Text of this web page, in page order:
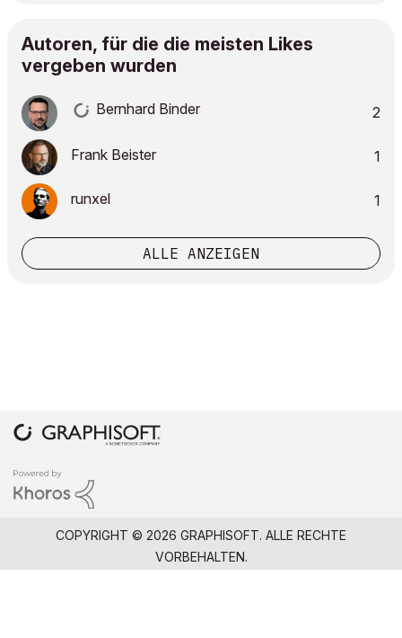
Autoren, für die die meisten Likes
vergeben wurden
Bernhard Binder 2
Frank Beister 1
runxel 1
ALLE ANZEIGEN
COPYRIGHT © 2026 GRAPHISOFT. ALLE RECHTE
VORBEHALTEN.